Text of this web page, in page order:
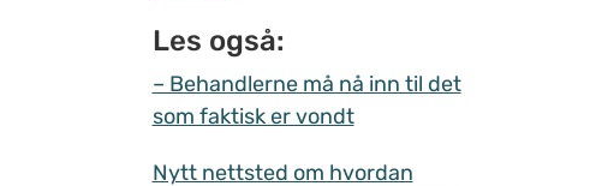
Les også:
– Behandlerne må nå inn til det
som faktisk er vondt
Nytt nettsted om hvordan